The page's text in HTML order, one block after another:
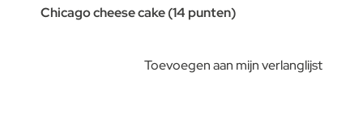
Chicago cheese cake (14 punten)
Toevoegen aan mijn verlanglijst